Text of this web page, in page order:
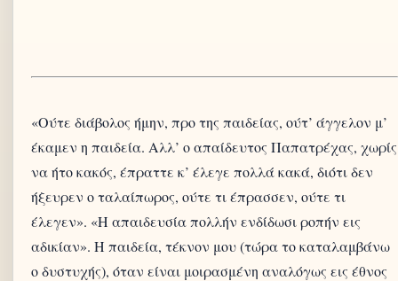
«Ούτε διάβολος ήμην, προ της παιδείας, ούτ’ άγγελον μ’
έκαμεν η παιδεία. Αλλ’ ο απαίδευτος Παπατρέχας, χωρίς
να ήτο κακός, έπραττε κ’ έλεγε πολλά κακά, διότι δεν
ήξευρεν ο ταλαίπωρος, ούτε τι έπρασσεν, ούτε τι
έλεγεν». «Η απαιδευσία πολλήν ενδίδωσι ροπήν εις
αδικίαν». Η παιδεία, τέκνον μου (τώρα το καταλαμβάνω
ο δυστυχής), όταν είναι μοιρασμένη αναλόγως εις έθνος